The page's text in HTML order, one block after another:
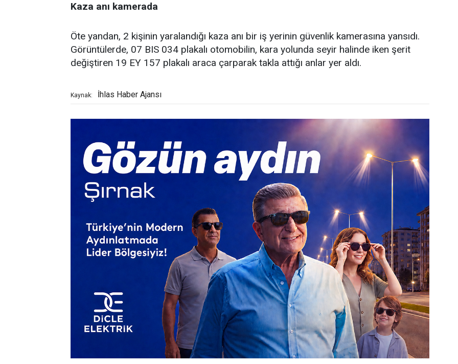
Kaza anı kamerada
Öte yandan, 2 kişinin yaralandığı kaza anı bir iş yerinin güvenlik kamerasına yansıdı.
Görüntülerde, 07 BIS 034 plakalı otomobilin, kara yolunda seyir halinde iken şerit
değiştiren 19 EY 157 plakalı araca çarparak takla attığı anlar yer aldı.
Kaynak: İhlas Haber Ajansı